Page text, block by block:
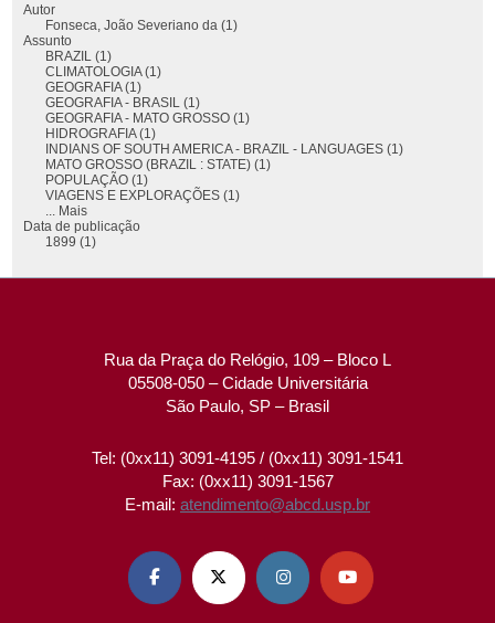
Autor
Fonseca, João Severiano da (1)
Assunto
BRAZIL (1)
CLIMATOLOGIA (1)
GEOGRAFIA (1)
GEOGRAFIA - BRASIL (1)
GEOGRAFIA - MATO GROSSO (1)
HIDROGRAFIA (1)
INDIANS OF SOUTH AMERICA - BRAZIL - LANGUAGES (1)
MATO GROSSO (BRAZIL : STATE) (1)
POPULAÇÃO (1)
VIAGENS E EXPLORAÇÕES (1)
... Mais
Data de publicação
1899 (1)
Rua da Praça do Relógio, 109 – Bloco L
05508-050 – Cidade Universitária
São Paulo, SP – Brasil
Tel: (0xx11) 3091-4195 / (0xx11) 3091-1541
Fax: (0xx11) 3091-1567
E-mail: atendimento@abcd.usp.br
   